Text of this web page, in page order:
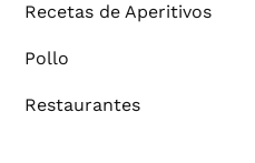
Recetas de Aperitivos
Pollo
Restaurantes